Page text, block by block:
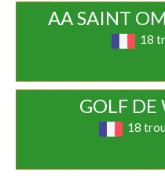
AA SAINT
18
GOLF DE
18